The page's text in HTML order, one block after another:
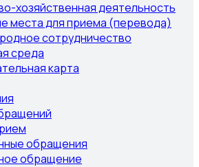
хозяйственная деятельность
места для приема (перевода)
сотрудничество
среда
карта
обращения
обращение